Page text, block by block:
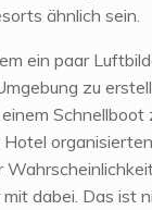
ähnlich sein.
ein paar
zu
Schnellboot
dabei. Das ist